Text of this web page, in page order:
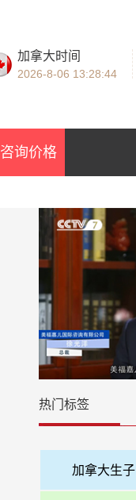
加拿大时间
2026-8-06 13:28:45
咨询价格
热门标签
加拿大生子